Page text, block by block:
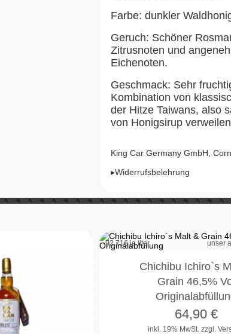
Farbe: dunkler
Geruch: Schöner
Zitrusnoten und
Eichenoten.
Geschmack: Sehr
Kombination von
der Hitze Taiwans, also
von Honigsirup
King Car Germany GmbH,
▸Widerrufsbelehrung
92,71€ je liter unser
Chichibu Ichiro`s
Grain 46,5%
inkl. 19% MwSt. zzgl.
64,90€